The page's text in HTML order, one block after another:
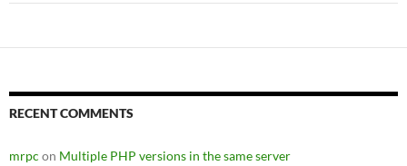
RECENT COMMENTS
mrpc on Multiple PHP versions in the same server